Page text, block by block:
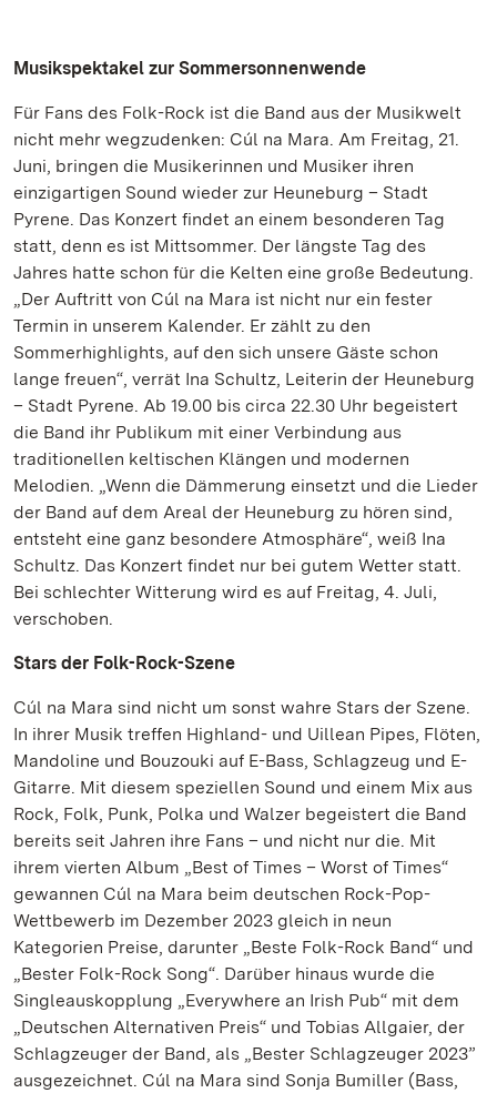
Musikspektakel zur Sommersonnenwende
Für Fans des Folk-Rock ist die Band aus der Musikwelt
nicht mehr wegzudenken: Cúl na Mara. Am Freitag, 21.
Juni, bringen die Musikerinnen und Musiker ihren
einzigartigen Sound wieder zur Heuneburg – Stadt
Pyrene. Das Konzert findet an einem besonderen Tag
statt, denn es ist Mittsommer. Der längste Tag des
Jahres hatte schon für die Kelten eine große Bedeutung.
„Der Auftritt von Cúl na Mara ist nicht nur ein fester
Termin in unserem Kalender. Er zählt zu den
Sommerhighlights, auf den sich unsere Gäste schon
lange freuen“, verrät Ina Schultz, Leiterin der Heuneburg
– Stadt Pyrene. Ab 19.00 bis circa 22.30 Uhr begeistert
die Band ihr Publikum mit einer Verbindung aus
traditionellen keltischen Klängen und modernen
Melodien. „Wenn die Dämmerung einsetzt und die Lieder
der Band auf dem Areal der Heuneburg zu hören sind,
entsteht eine ganz besondere Atmosphäre“, weiß Ina
Schultz. Das Konzert findet nur bei gutem Wetter statt.
Bei schlechter Witterung wird es auf Freitag, 4. Juli,
verschoben.
Stars der Folk-Rock-Szene
Cúl na Mara sind nicht um sonst wahre Stars der Szene.
In ihrer Musik treffen Highland- und Uillean Pipes, Flöten,
Mandoline und Bouzouki auf E-Bass, Schlagzeug und E-
Gitarre. Mit diesem speziellen Sound und einem Mix aus
Rock, Folk, Punk, Polka und Walzer begeistert die Band
bereits seit Jahren ihre Fans – und nicht nur die. Mit
ihrem vierten Album „Best of Times – Worst of Times“
gewannen Cúl na Mara beim deutschen Rock-Pop-
Wettbewerb im Dezember 2023 gleich in neun
Kategorien Preise, darunter „Beste Folk-Rock Band“ und
„Bester Folk-Rock Song“. Darüber hinaus wurde die
Singleauskopplung „Everywhere an Irish Pub“ mit dem
„Deutschen Alternativen Preis“ und Tobias Allgaier, der
Schlagzeuger der Band, als „Bester Schlagzeuger 2023”
ausgezeichnet. Cúl na Mara sind Sonja Bumiller (Bass,